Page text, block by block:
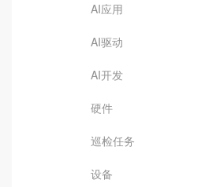
AI应用
AI驱动
AI开发
硬件
巡检任务
设备